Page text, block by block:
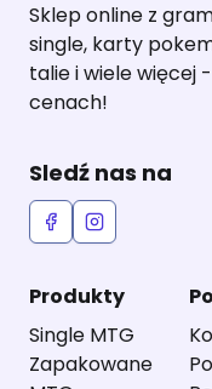
Sklep online z
single, karty
talie i wiele więcej
cenach!
Sledź nas na
Produkty
Single MTG
Zapakowane